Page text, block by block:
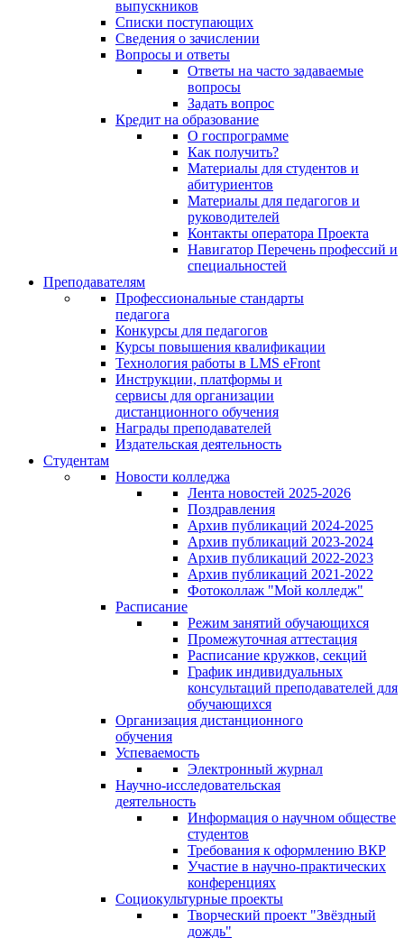
выпускников
Списки поступающих
Сведения о зачислении
Вопросы и ответы
Ответы на часто задаваемые
вопросы
Задать вопрос
Кредит на образование
О госпрограмме
Как получить?
Материалы для студентов и
абитуриентов
Материалы для педагогов и
руководителей
Контакты оператора Проекта
Навигатор Перечень профессий и
специальностей
Преподавателям
Профессиональные стандарты
педагога
Конкурсы для педагогов
Курсы повышения квалификации
Технология работы в LMS eFront
Инструкции, платформы и
сервисы для организации
дистанционного обучения
Награды преподавателей
Издательская деятельность
Студентам
Новости колледжа
Лента новостей 2025-2026
Поздравления
Архив публикаций 2024-2025
Архив публикаций 2023-2024
Архив публикаций 2022-2023
Архив публикаций 2021-2022
Фотоколлаж "Мой колледж"
Расписание
Режим занятий обучающихся
Промежуточная аттестация
Расписание кружков, секций
График индивидуальных
консультаций преподавателей для
обучающихся
Организация дистанционного
обучения
Успеваемость
Электронный журнал
Научно-исследовательская
деятельность
Информация о научном обществе
студентов
Требования к оформлению ВКР
Участие в научно-практических
конференциях
Социокультурные проекты
Творческий проект "Звёздный
дождь"